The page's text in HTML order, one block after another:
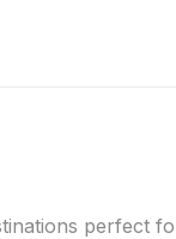
perfect